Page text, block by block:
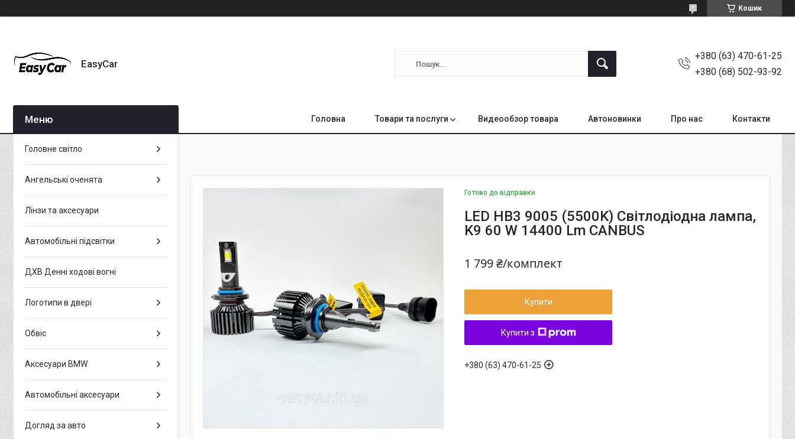
Кошик
EasyCar
+380 (63) 470-61-25
+380 (68) 502-93-92
Головна Товари та послуги Видеообзор товара Автоновинки Про нас Контакти
Готово до відправки
LED HB3 9005 (5500K) Світлодіодна лампа,
K9 60 W 14400 Lm CANBUS
1 799 ₴/комплект
Купити
Купити з
+380 (63) 470-61-25
Головне світло
Ангельські оченята
Лінзи та аксесуари
Автомобільні підсвітки
ДХВ Денні ходові вогні
Логотипи в двері
Обвіс
Аксесуари BMW
Автомобільні аксесуари
Догляд за авто